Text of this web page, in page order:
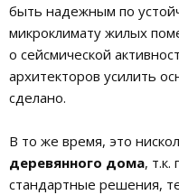
быть надежным по
микроклимату жилых
о сейсмической
архитекторов усилить
сделано.
В то же время, это
деревянного дома, т.к.
стандартные решения,